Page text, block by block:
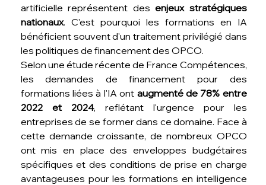
artificielle représentent des enjeux stratégiques
nationaux. C'est pourquoi les formations en IA
bénéficient souvent d'un traitement privilégié dans
les politiques de financement des OPCO.
Selon une étude récente de France Compétences,
les demandes de financement pour des
formations liées à l'IA ont augmenté de 78% entre
2022 et 2024, reflétant l'urgence pour les
entreprises de se former dans ce domaine. Face à
cette demande croissante, de nombreux OPCO
ont mis en place des enveloppes budgétaires
spécifiques et des conditions de prise en charge
avantageuses pour les formations en intelligence